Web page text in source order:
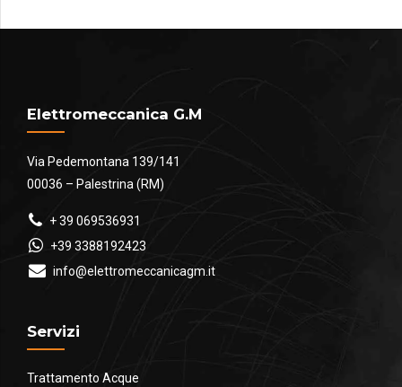
Elettromeccanica G.M
Via Pedemontana 139/141
00036 – Palestrina (RM)
+ 39 069536931
+39 3388192423
info@elettromeccanicagm.it
Servizi
Trattamento Acque